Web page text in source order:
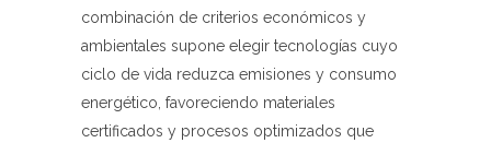
combinación de criterios económicos y
ambientales supone elegir tecnologías cuyo
ciclo de vida reduzca emisiones y consumo
energético, favoreciendo materiales
certificados y procesos optimizados que